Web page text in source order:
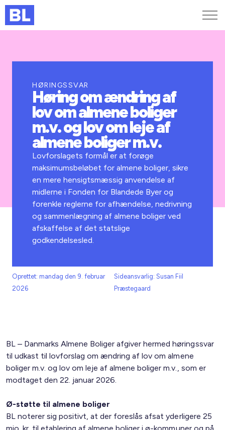
Kurser og arrangementer
Jobportalen
HØRINGSSVAR
Høring om ændring af
lov om almene boliger
m.v. og lov om leje af
almene boliger m.v.
Lovforslagets formål er at forøge
maksimumsbeløbet for almene boliger, sikre
en mere hensigtsmæssig anvendelse af
midlerne i Fonden for Blandede Byer og
forenkle reglerne for afhændelse, nedrivning
og sammenlægning af almene boliger ved
afskaffelse af det statslige
godkendelsesled.
Oprettet: mandag den 9. februar
2026
Sideansvarlig: Susan Fiil
Præstegaard
BL – Danmarks Almene Boliger afgiver hermed høringssvar
til udkast til lovforslag om ændring af lov om almene
boliger m.v. og lov om leje af almene boliger m.v., som er
modtaget den 22. januar 2026.
Ø-støtte til almene boliger
BL noterer sig positivt, at der foreslås afsat yderligere 25